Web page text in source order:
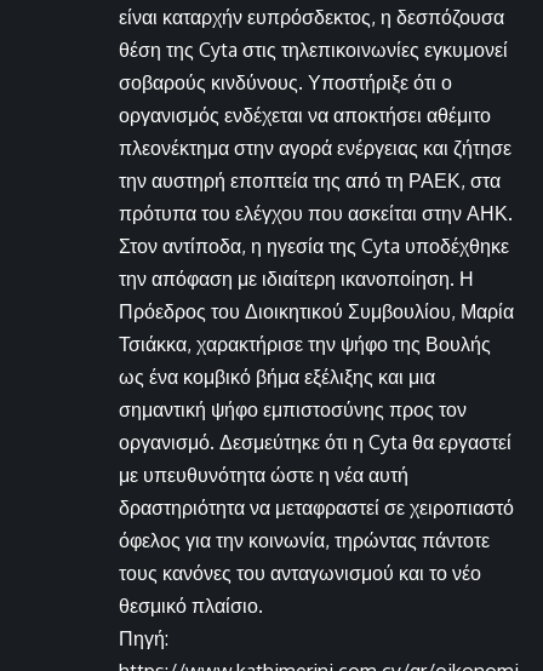
είναι καταρχήν ευπρόσδεκτος, η δεσπόζουσα
θέση της Cyta στις τηλεπικοινωνίες εγκυμονεί
σοβαρούς κινδύνους. Υποστήριξε ότι ο
οργανισμός ενδέχεται να αποκτήσει αθέμιτο
πλεονέκτημα στην αγορά ενέργειας και ζήτησε
την αυστηρή εποπτεία της από τη ΡΑΕΚ, στα
πρότυπα του ελέγχου που ασκείται στην ΑΗΚ.
Στον αντίποδα, η ηγεσία της Cyta υποδέχθηκε
την απόφαση με ιδιαίτερη ικανοποίηση. Η
Πρόεδρος του Διοικητικού Συμβουλίου, Μαρία
Τσιάκκα, χαρακτήρισε την ψήφο της Βουλής
ως ένα κομβικό βήμα εξέλιξης και μια
σημαντική ψήφο εμπιστοσύνης προς τον
οργανισμό. Δεσμεύτηκε ότι η Cyta θα εργαστεί
με υπευθυνότητα ώστε η νέα αυτή
δραστηριότητα να μεταφραστεί σε χειροπιαστό
όφελος για την κοινωνία, τηρώντας πάντοτε
τους κανόνες του ανταγωνισμού και το νέο
θεσμικό πλαίσιο.
Πηγή: